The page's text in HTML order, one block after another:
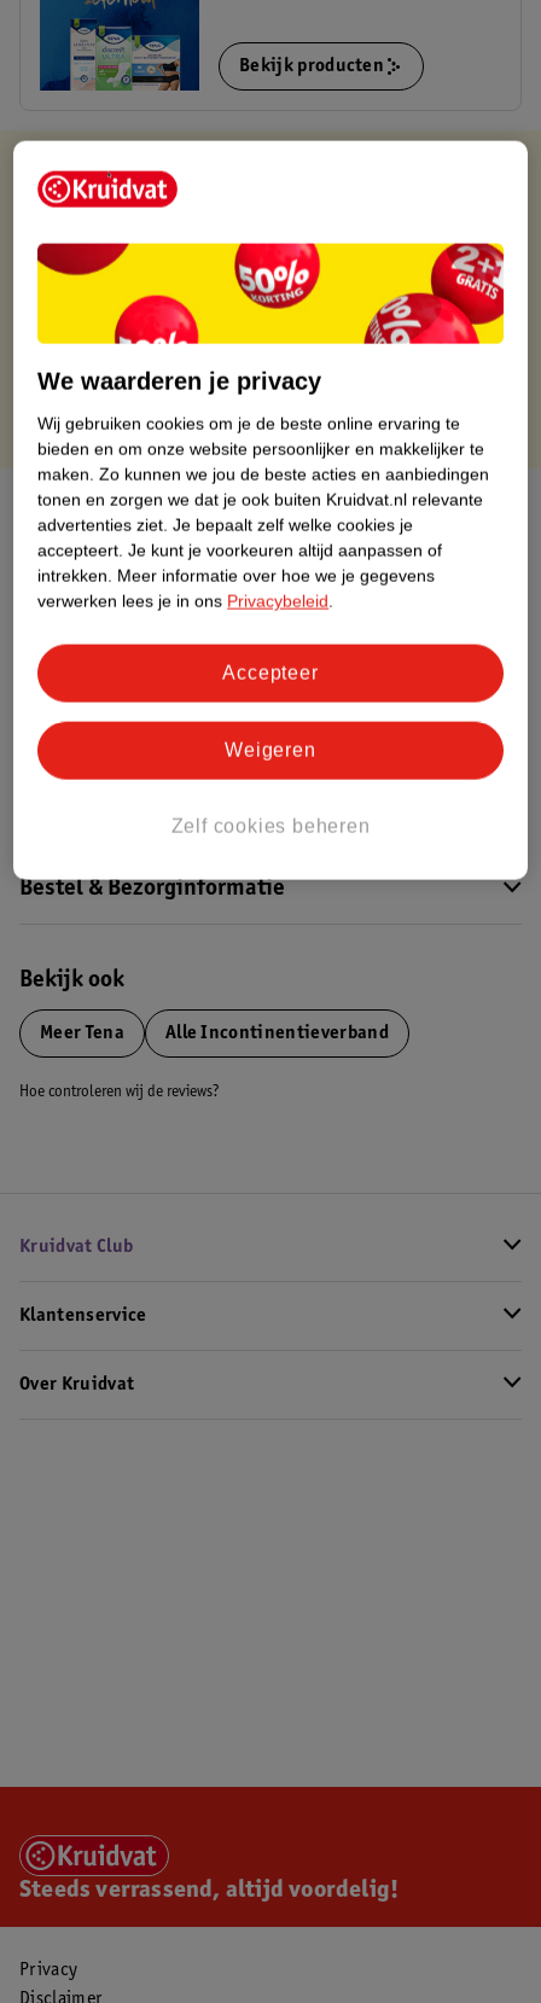
Bekijk producten
Kruidvat is altijd voordelig
Op werkdagen voor 22:00 uur besteld, volgende dag in huis
Gratis thuisbezorgd vanaf 50.00
Gratis retourneren binnen 30 dagen
Gratis punten met je Kruidvat kaart
Over dit product
Productinformatie
Nature Impact Score
Dit product heeft (nog) geen Nature
Impact Score.
Bestel & Bezorginformatie
Bekijk ook
MeerTena Alle Incontinentieverband
Hoe controleren wij de reviews?
Kruidvat Club
Klantenservice
Over Kruidvat
Steeds verrassend, altijd voordelig!
Privacy
We waarderen je privacy
Wij gebruiken cookies om je de beste online ervaring te
bieden en om onze website persoonlijker en makkelijker te
maken. Zo kunnen we jou de beste acties en aanbiedingen
tonen en zorgen we dat je ook buiten Kruidvat.nl relevante
advertenties ziet. Je bepaalt zelf welke cookies je
accepteert. Je kunt je voorkeuren altijd aanpassen of
intrekken. Meer informatie over hoe we je gegevens
verwerken lees je in ons Privacybeleid.
Zelf cookies beheren
Weigeren
Accepteer